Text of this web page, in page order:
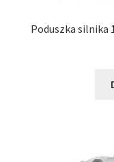
Poduszka silnika